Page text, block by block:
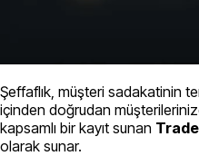
Şeffaflık, müşteri sadakatinin
içinden doğrudan
kapsamlı bir kayıt sunan
olarak sunar.